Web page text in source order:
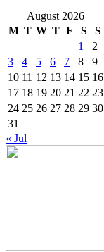
August 2026
M T W T F S
S
1
2
3
4 5 6 7 8
9
10 11 12 13 14 15 16
17 18 19 20 21 22 23
24 25 26 27 28 29 30
31
« Jul